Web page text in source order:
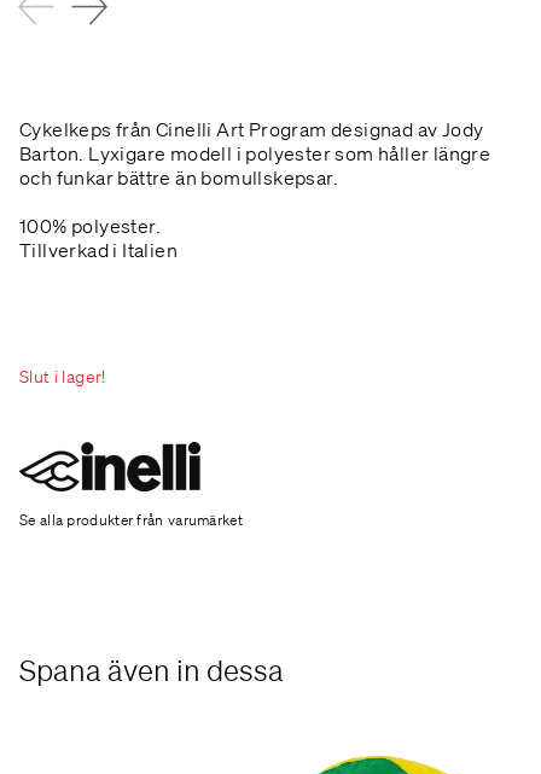
Cykelkeps från Cinelli Art Program designad av Jody
Barton. Lyxigare modell i polyester som håller längre
och funkar bättre än bomullskepsar.
100% polyester.
Tillverkad i Italien
Slut i lager!
Se alla produkter från varumärket
Spana även in dessa